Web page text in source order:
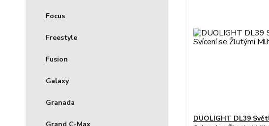
Focus
Freestyle
Fusion
Galaxy
Granada
DUOLIGHT DL39